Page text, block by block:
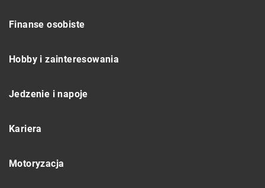
Finanse osobiste
Hobby i zainteresowania
Jedzenie i napoje
Kariera
Motoryzacja